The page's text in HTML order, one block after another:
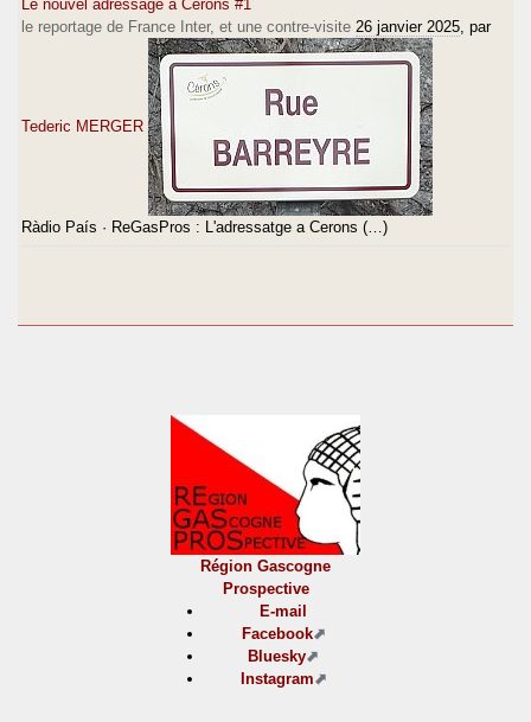
Le nouvel adressage à Cérons #1
le reportage de France Inter, et une contre-visite 26 janvier 2025 , par
Tederic MERGER
Ràdio País · ReGasPros : L'adressatge a Cerons (…)
Région Gascogne
Prospective
E-mail
Facebook
Bluesky
Instagram